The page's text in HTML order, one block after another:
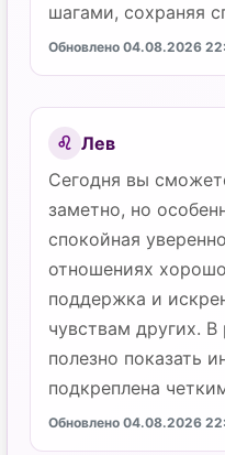
шагами, сохраняя
Обновлено 04.08.2026
♌ Лев
Сегодня вы
заметно, но
спокойная
отношениях
поддержка и
чувствам других.
полезно показать
подкреплена
Обновлено 04.08.2026